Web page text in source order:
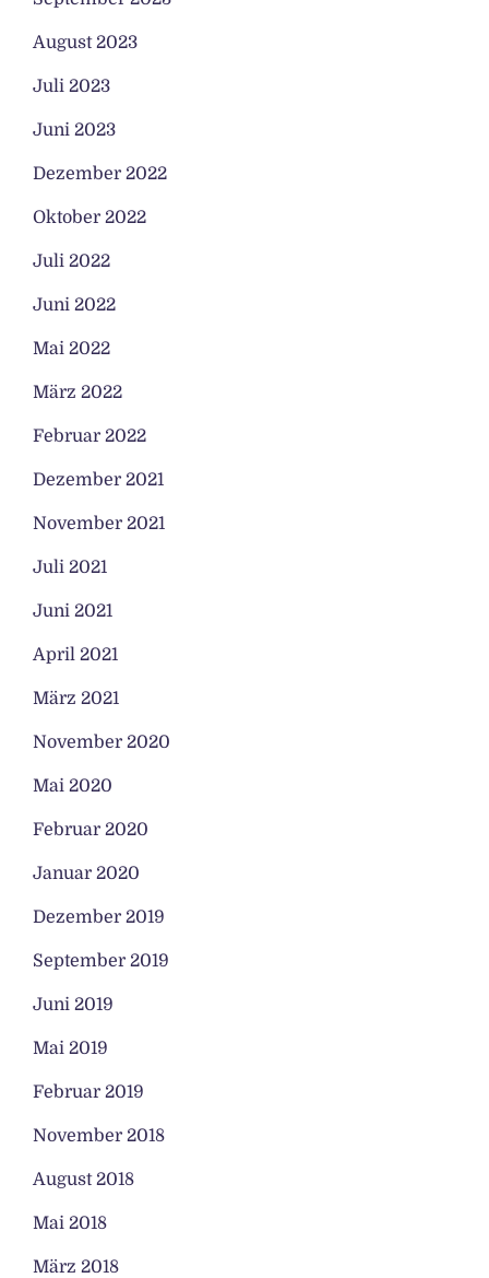
August 2023
Juli 2023
Juni 2023
Dezember 2022
Oktober 2022
Juli 2022
Juni 2022
Mai 2022
März 2022
Februar 2022
Dezember 2021
November 2021
Juli 2021
Juni 2021
April 2021
März 2021
November 2020
Mai 2020
Februar 2020
Januar 2020
Dezember 2019
September 2019
Juni 2019
Mai 2019
Februar 2019
November 2018
August 2018
Mai 2018
März 2018